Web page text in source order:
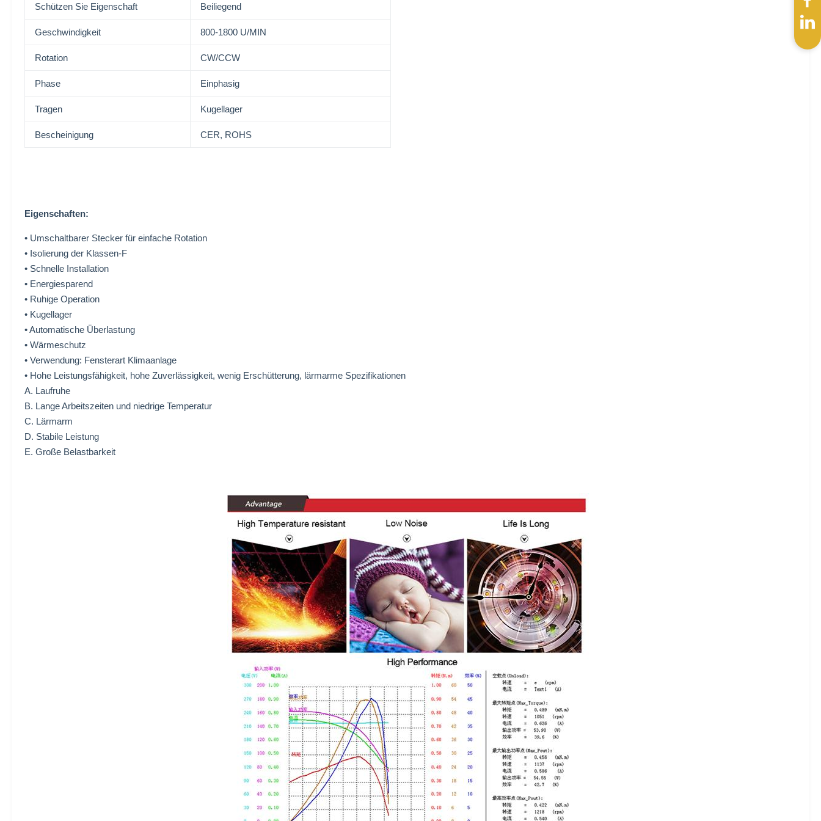
Schützen Sie Eigenschaft Beiliegend
Geschwindigkeit 800-1800 U/MIN
Rotation CW/CCW
Phase Einphasig
Tragen Kugellager
Bescheinigung CER, ROHS
Eigenschaften:
• Umschaltbarer Stecker für einfache Rotation
• Isolierung der Klassen-F
• Schnelle Installation
• Energiesparend
• Ruhige Operation
• Kugellager
• Automatische Überlastung
• Wärmeschutz
• Verwendung: Fensterart Klimaanlage
• Hohe Leistungsfähigkeit, hohe Zuverlässigkeit, wenig Erschütterung, lärmarme Spezifikationen
A. Laufruhe
B. Lange Arbeitszeiten und niedrige Temperatur
C. Lärmarm
D. Stabile Leistung
E. Große Belastbarkeit